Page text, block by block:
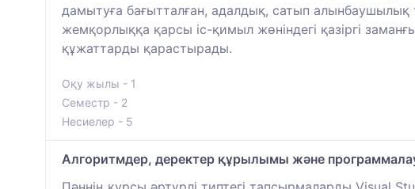
дамытуға бағытталған, адалдық, сатып
жемқорлыққа қарсы іс-қимыл жөніндегі қазіргі
құжаттарды қарастырады.
Оқу жылы - 1
Семестр - 2
Несиелер - 5
Алгоритмдер, деректер құрылымы және